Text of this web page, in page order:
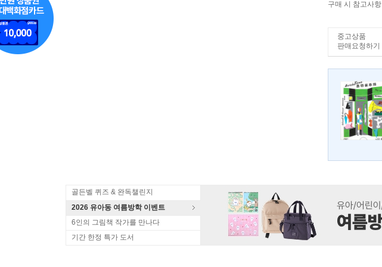
구매 시 참고사항
중고상품
판매요청하기
골든벨 퀴즈 & 완독챌린지
2026 유아동 여름방학 이벤트
6인의 그림책 작가를 만나다
기간 한정 특가 도서